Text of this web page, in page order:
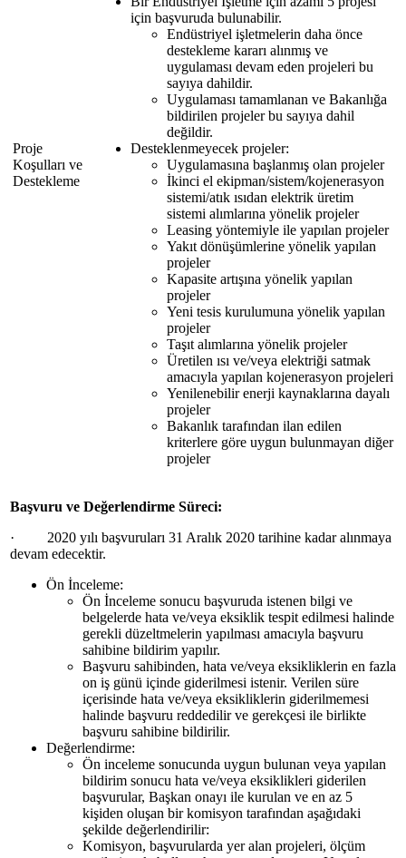
Proje
Koşulları ve
Destekleme
için başvuruda bulunabilir.
Endüstriyel işletmelerin daha önce
destekleme kararı alınmış ve
uygulaması devam eden projeleri bu
sayıya dahildir.
Uygulaması tamamlanan ve Bakanlığa
bildirilen projeler bu sayıya dahil
değildir.
Desteklenmeyecek projeler:
Uygulamasına başlanmış olan projeler
İkinci el ekipman/sistem/kojenerasyon
sistemi/atık ısıdan elektrik üretim
sistemi alımlarına yönelik projeler
Leasing yöntemiyle ile yapılan projeler
Yakıt dönüşümlerine yönelik yapılan
projeler
Kapasite artışına yönelik yapılan
projeler
Yeni tesis kurulumuna yönelik yapılan
projeler
Taşıt alımlarına yönelik projeler
Üretilen ısı ve/veya elektriği satmak
amacıyla yapılan kojenerasyon projeleri
Yenilenebilir enerji kaynaklarına dayalı
projeler
Bakanlık tarafından ilan edilen
kriterlere göre uygun bulunmayan diğer
projeler
Başvuru ve Değerlendirme Süreci:
· 2020 yılı başvuruları 31 Aralık 2020 tarihine kadar alınmaya
devam edecektir.
Ön İnceleme:
Ön İnceleme sonucu başvuruda istenen bilgi ve
belgelerde hata ve/veya eksiklik tespit edilmesi halinde
gerekli düzeltmelerin yapılması amacıyla başvuru
sahibine bildirim yapılır.
Başvuru sahibinden, hata ve/veya eksikliklerin en fazla
on iş günü içinde giderilmesi istenir. Verilen süre
içerisinde hata ve/veya eksikliklerin giderilmemesi
halinde başvuru reddedilir ve gerekçesi ile birlikte
başvuru sahibine bildirilir.
Değerlendirme:
Ön inceleme sonucunda uygun bulunan veya yapılan
bildirim sonucu hata ve/veya eksiklikleri giderilen
başvurular, Başkan onayı ile kurulan ve en az 5
kişiden oluşan bir komisyon tarafından aşağıdaki
şekilde değerlendirilir:
Komisyon, başvurularda yer alan projeleri, ölçüm